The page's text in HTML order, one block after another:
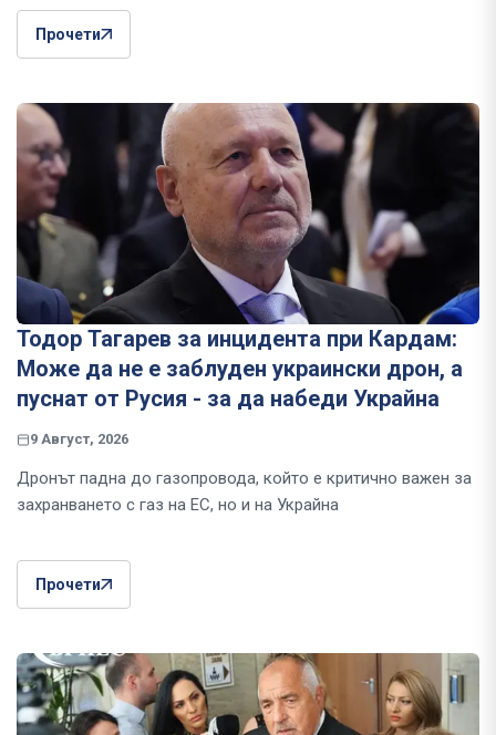
Прочети
Тодор Тагарев за инцидента при Кардам:
Може да не е заблуден украински дрон, а
пуснат от Русия - за да набеди Украйна
9 Август, 2026
Дронът падна до газопровода, който е критично важен за
захранването с газ на ЕС, но и на Украйна
Прочети